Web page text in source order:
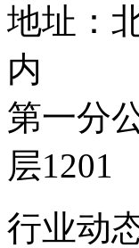
地址：
内
第一分
层1201
行业动